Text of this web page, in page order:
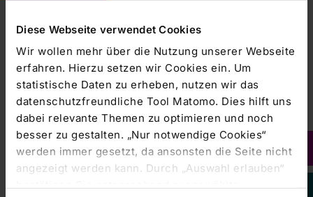
Diese Webseite verwendet Cookies
Wir wollen mehr über die Nutzung unserer Webseite
erfahren. Hierzu setzen wir Cookies ein. Um
statistische Daten zu erheben, nutzen wir das
datenschutzfreundliche Tool Matomo. Dies hilft uns
dabei relevante Themen zu optimieren und noch
besser zu gestalten. „Nur notwendige Cookies“
werden immer gesetzt, da ansonsten die Seite nicht
angezeigt werden kann. Durch „Auswahl erlauben“
27.11.2018
Bürgervorlesung: „Hilfe – mein
Blutdruck ist zu hoch! Was kann man
tun?“
Kostenloser Patientenvortrag am 4. Dezember im
Kurzentrum Bad Königshofen 27.11.2018 – Erhöhter Druck
in den Gefäßen bereitet Betroffenen anfangs meist kaum
Beschwerden. Wird die Hypertonie, wie Mediziner
Bluthochdruck…